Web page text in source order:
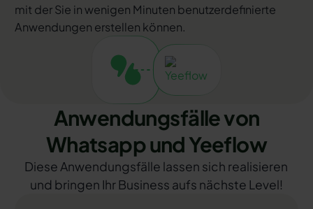
mit der Sie in wenigen Minuten benutzerdefinierte
Anwendungen erstellen können.
Anwendungsfälle von
Whatsapp und Yeeflow
Diese Anwendungsfälle lassen sich realisieren
und bringen Ihr Business aufs nächste Level!